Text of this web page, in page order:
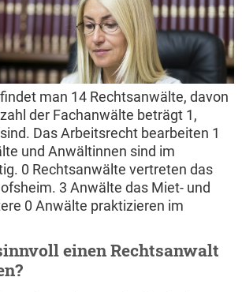
man 14 Rechtsanwälte, davon
der Fachanwälte beträgt 1,
Das Arbeitsrecht bearbeiten 1
und Anwältinnen sind im
0 Rechtsanwälte vertreten das
3 Anwälte das Miet- und
0 Anwälte praktizieren im
einen Rechtsanwalt